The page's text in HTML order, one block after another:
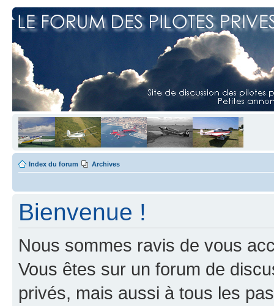
Index du forum Archives
Bienvenue !
Nous sommes ravis de vous
Vous êtes sur un forum de
privés, mais aussi à tous les